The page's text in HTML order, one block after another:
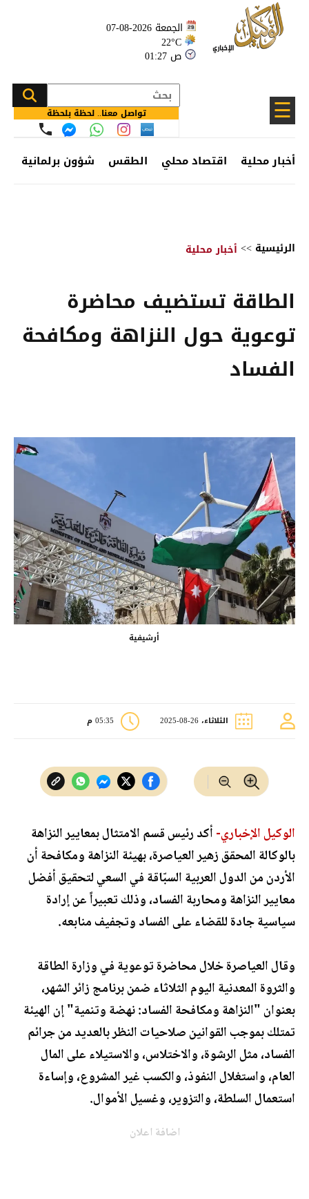
الجمعة 2026-08-07
22°C
01:27 ص
☰ تواصل معنا.. لحظة بلحظة
أخبار محلية اقتصاد محلي الطقس شؤون برلمانية
الرئيسية >> أخبار محلية
الطاقة تستضيف محاضرة
توعوية حول النزاهة ومكافحة
الفساد
أرشيفية
الثلاثاء، 26-08-2025 05:35 م
الوكيل الإخباري-أكد رئيس قسم الامتثال بمعايير النزاهة
بالوكالة المحقق زهير العياصرة، بهيئة النزاهة ومكافحة أن
الأردن من الدول العربية السبّاقة في السعي لتحقيق أفضل
معايير النزاهة ومحاربة الفساد، وذلك تعبيراً عن إرادة
سياسية جادة للقضاء على الفساد وتجفيف منابعه.
وقال العياصرة خلال محاضرة توعوية في وزارة الطاقة
والثروة المعدنية اليوم الثلاثاء ضمن برنامج زائر الشهر،
بعنوان "النزاهة ومكافحة الفساد: نهضة وتنمية" إن الهيئة
تمتلك بموجب القوانين صلاحيات النظر بالعديد من جرائم
الفساد، مثل الرشوة، والاختلاس، والاستيلاء على المال
العام، واستغلال النفوذ، والكسب غير المشروع، وإساءة
استعمال السلطة، والتزوير، وغسيل الأموال.
اضافة اعلان